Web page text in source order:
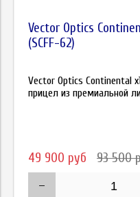
Vector Optics
(SCFF-62)
Vector Optics Continental
прицел из премиальной
49 900 руб 93 500